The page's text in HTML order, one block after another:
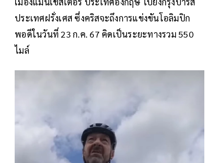
ประเทศฝรั่งเศส ซึ่งคริสจะถึงการแข่งขันโอลิมปิก
พอดีในวันที่ 23 ก.ค. 67 คิดเป็นระยะทางรวม 550
ไมล์